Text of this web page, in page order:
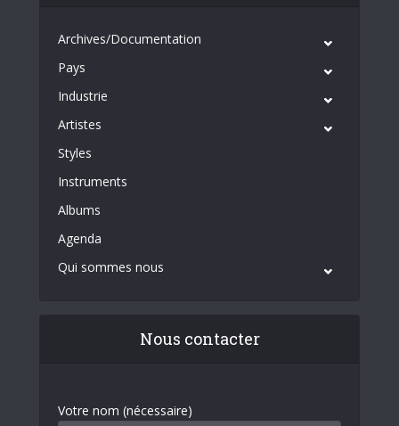
Archives/Documentation
Pays
Industrie
Artistes
Styles
Instruments
Albums
Agenda
Qui sommes nous
Nous contacter
Votre nom (nécessaire)